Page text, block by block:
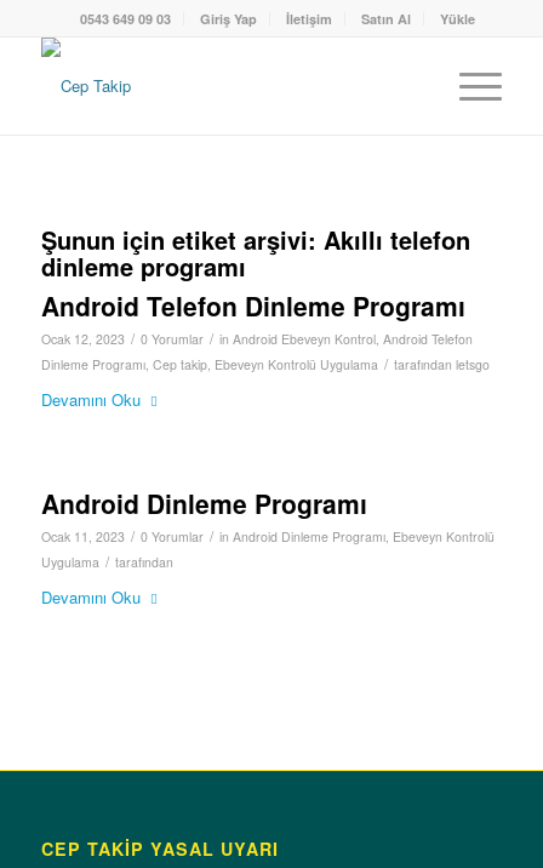
0543 649 09 03 Giriş Yap İletişim Satın Al Yükle
Şunun için etiket arşivi: Akıllı telefon
dinleme programı
Android Telefon Dinleme Programı
Ocak 12, 2023 / 0 Yorumlar / in Android Ebeveyn Kontrol, Android Telefon
Dinleme Programı, Cep takip, Ebeveyn Kontrolü Uygulama / tarafından letsgo
Devamını Oku
Android Dinleme Programı
Ocak 11, 2023 / 0 Yorumlar / in Android Dinleme Programı, Ebeveyn Kontrolü
Uygulama / tarafından
Devamını Oku
CEP TAKİP YASAL UYARI